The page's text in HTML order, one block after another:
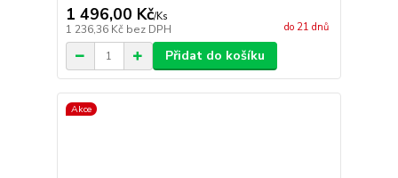
1 496,00 Kč/Ks
1 236,36 Kč bez DPH do 21 dnů
Přidat do košíku
Akce